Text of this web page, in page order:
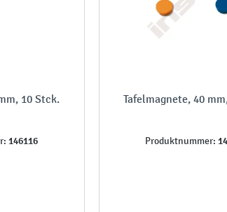
10 Stck.
146116
Tafelmagnete, 40
Produktnummer: